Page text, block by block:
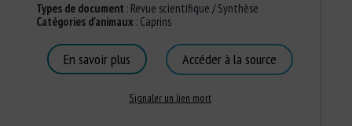
Types de document : Revue scientifique / Synthèse
Catégories d'animaux : Caprins
En savoir plus Accéder à la source
Signaler un lien mort